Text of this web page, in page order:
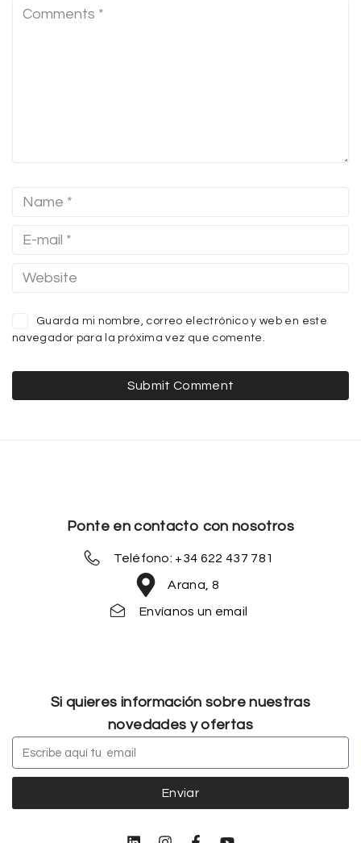
Guarda mi nombre, correo electrónico y web en este
navegador para la próxima vez que comente.
Ponte en contacto con nosotros
Teléfono: +34 622 437 781
Arana, 8
Envíanos un email
Si quieres información sobre nuestras
novedades y ofertas
Enviar